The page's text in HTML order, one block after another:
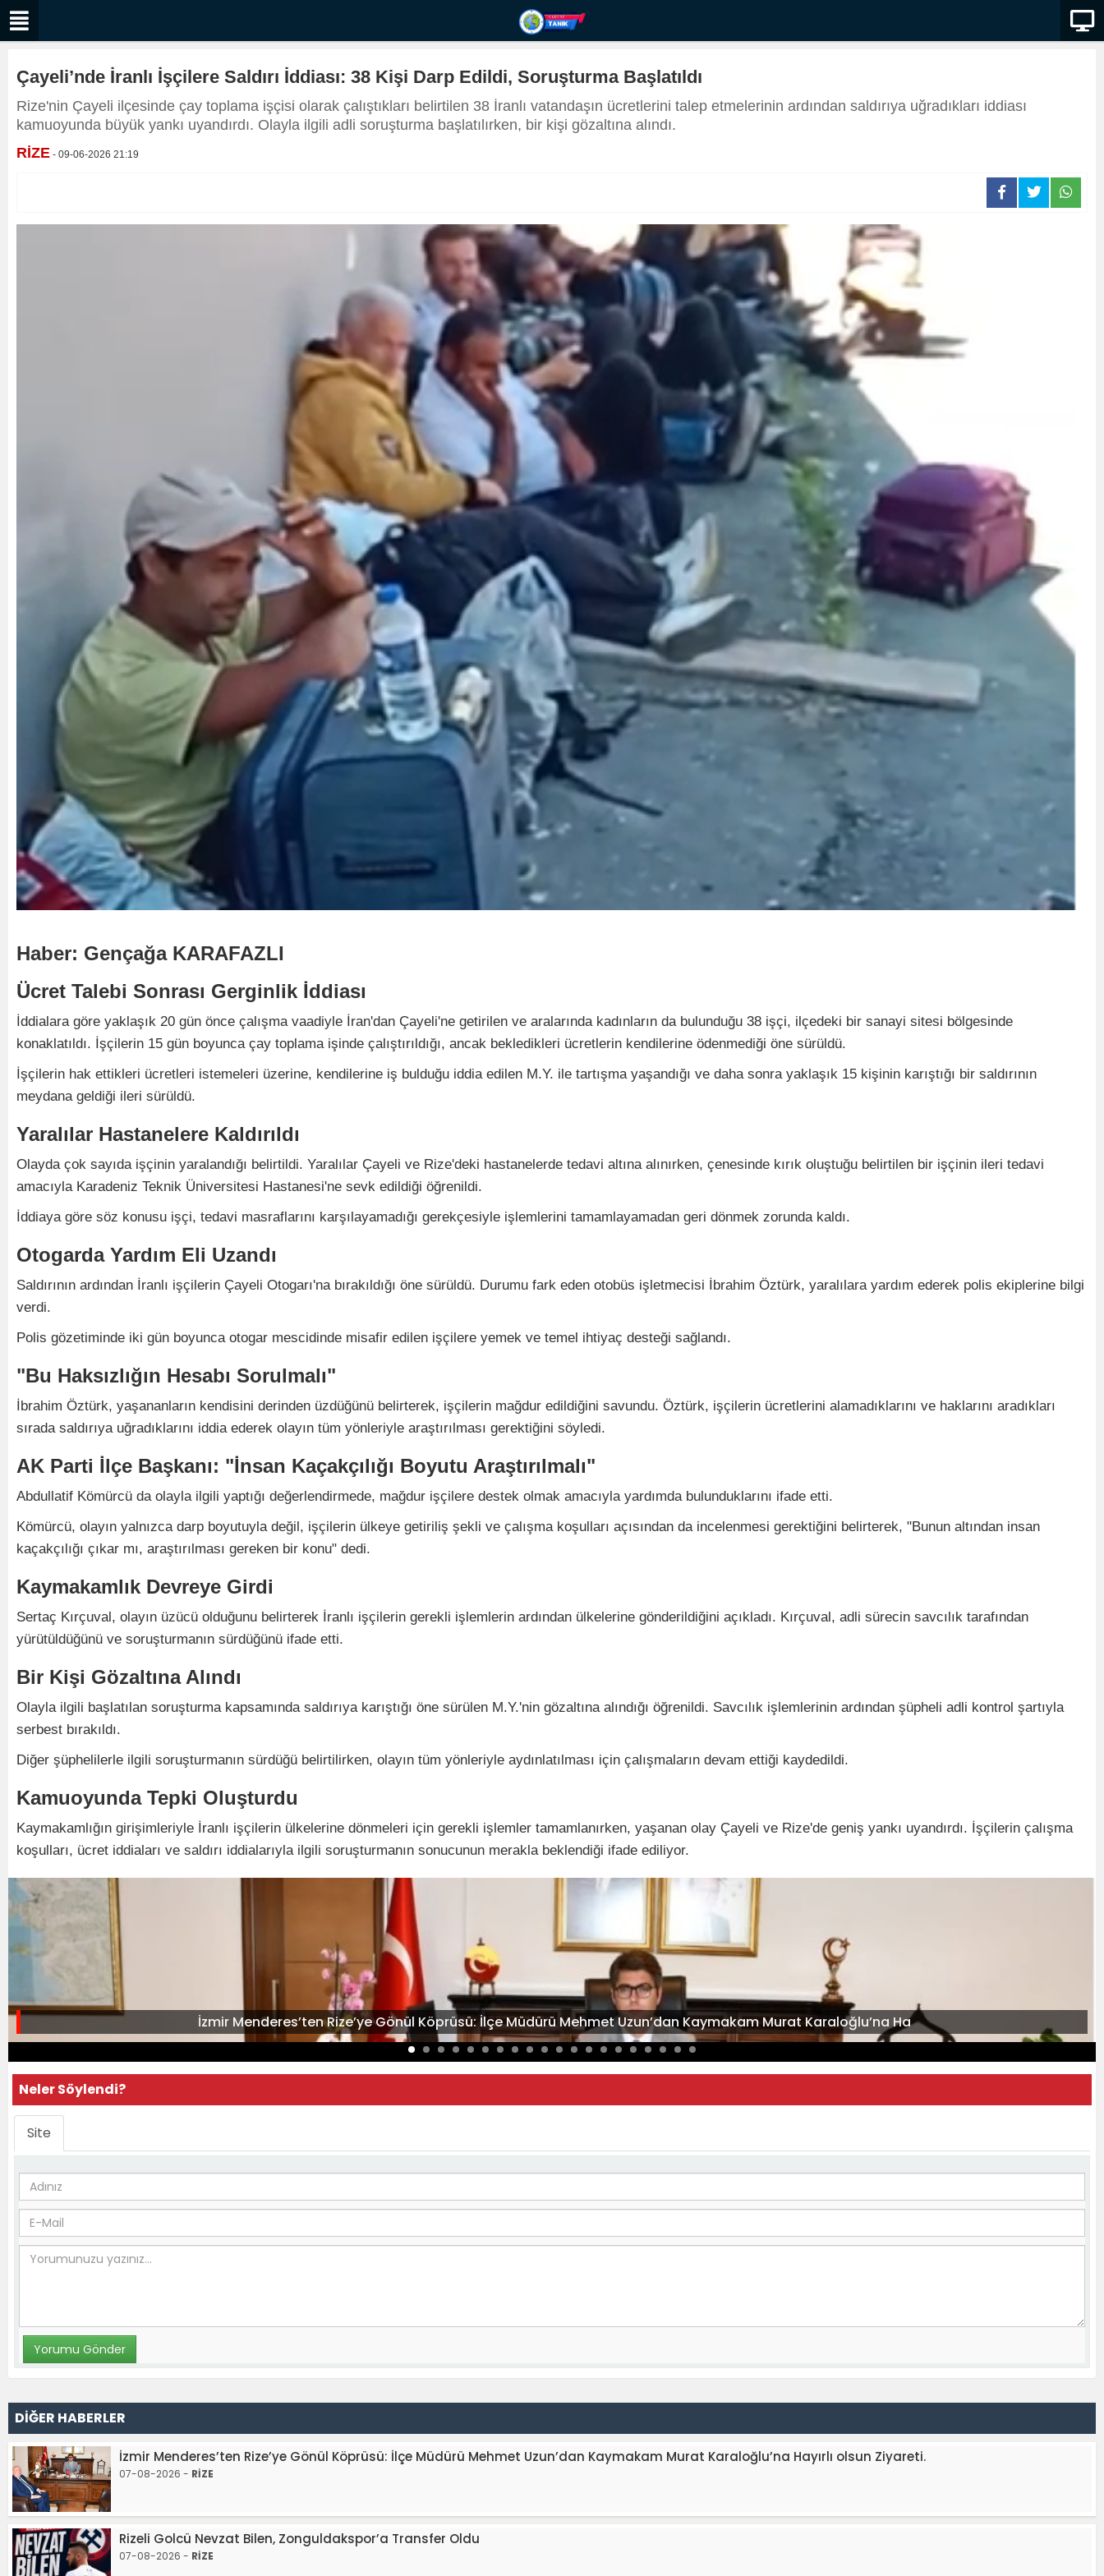
Çayeli’nde İranlı İşçilere Saldırı İddiası: 38 Kişi Darp Edildi, Soruşturma Başlatıldı
Rize'nin Çayeli ilçesinde çay toplama işçisi olarak çalıştıkları belirtilen 38 İranlı vatandaşın ücretlerini talep etmelerinin ardından saldırıya uğradıkları iddiası
kamuoyunda büyük yankı uyandırdı. Olayla ilgili adli soruşturma başlatılırken, bir kişi gözaltına alındı.
RİZE - 09-06-2026 21:19
Haber: Gençağa KARAFAZLI
Ücret Talebi Sonrası Gerginlik İddiası
İddialara göre yaklaşık 20 gün önce çalışma vaadiyle İran'dan Çayeli'ne getirilen ve aralarında kadınların da bulunduğu 38 işçi, ilçedeki bir sanayi sitesi bölgesinde
konaklatıldı. İşçilerin 15 gün boyunca çay toplama işinde çalıştırıldığı, ancak bekledikleri ücretlerin kendilerine ödenmediği öne sürüldü.
İşçilerin hak ettikleri ücretleri istemeleri üzerine, kendilerine iş bulduğu iddia edilen M.Y. ile tartışma yaşandığı ve daha sonra yaklaşık 15 kişinin karıştığı bir saldırının
meydana geldiği ileri sürüldü.
Yaralılar Hastanelere Kaldırıldı
Olayda çok sayıda işçinin yaralandığı belirtildi. Yaralılar Çayeli ve Rize'deki hastanelerde tedavi altına alınırken, çenesinde kırık oluştuğu belirtilen bir işçinin ileri tedavi
amacıyla Karadeniz Teknik Üniversitesi Hastanesi'ne sevk edildiği öğrenildi.
İddiaya göre söz konusu işçi, tedavi masraflarını karşılayamadığı gerekçesiyle işlemlerini tamamlayamadan geri dönmek zorunda kaldı.
Otogarda Yardım Eli Uzandı
Saldırının ardından İranlı işçilerin Çayeli Otogarı'na bırakıldığı öne sürüldü. Durumu fark eden otobüs işletmecisi İbrahim Öztürk, yaralılara yardım ederek polis ekiplerine bilgi
verdi.
Polis gözetiminde iki gün boyunca otogar mescidinde misafir edilen işçilere yemek ve temel ihtiyaç desteği sağlandı.
"Bu Haksızlığın Hesabı Sorulmalı"
İbrahim Öztürk, yaşananların kendisini derinden üzdüğünü belirterek, işçilerin mağdur edildiğini savundu. Öztürk, işçilerin ücretlerini alamadıklarını ve haklarını aradıkları
sırada saldırıya uğradıklarını iddia ederek olayın tüm yönleriyle araştırılması gerektiğini söyledi.
AK Parti İlçe Başkanı: "İnsan Kaçakçılığı Boyutu Araştırılmalı"
Abdullatif Kömürcü da olayla ilgili yaptığı değerlendirmede, mağdur işçilere destek olmak amacıyla yardımda bulunduklarını ifade etti.
Kömürcü, olayın yalnızca darp boyutuyla değil, işçilerin ülkeye getiriliş şekli ve çalışma koşulları açısından da incelenmesi gerektiğini belirterek, "Bunun altından insan
kaçakçılığı çıkar mı, araştırılması gereken bir konu" dedi.
Kaymakamlık Devreye Girdi
Sertaç Kırçuval, olayın üzücü olduğunu belirterek İranlı işçilerin gerekli işlemlerin ardından ülkelerine gönderildiğini açıkladı. Kırçuval, adli sürecin savcılık tarafından
yürütüldüğünü ve soruşturmanın sürdüğünü ifade etti.
Bir Kişi Gözaltına Alındı
Olayla ilgili başlatılan soruşturma kapsamında saldırıya karıştığı öne sürülen M.Y.'nin gözaltına alındığı öğrenildi. Savcılık işlemlerinin ardından şüpheli adli kontrol şartıyla
serbest bırakıldı.
Diğer şüphelilerle ilgili soruşturmanın sürdüğü belirtilirken, olayın tüm yönleriyle aydınlatılması için çalışmaların devam ettiği kaydedildi.
Kamuoyunda Tepki Oluşturdu
Kaymakamlığın girişimleriyle İranlı işçilerin ülkelerine dönmeleri için gerekli işlemler tamamlanırken, yaşanan olay Çayeli ve Rize'de geniş yankı uyandırdı. İşçilerin çalışma
koşulları, ücret iddiaları ve saldırı iddialarıyla ilgili soruşturmanın sonucunun merakla beklendiği ifade ediliyor.
İzmir Menderes’ten Rize’ye Gönül Köprüsü: İlçe Müdürü Mehmet Uzun’dan Kaymakam Murat Karaloğlu’na Ha
Neler Söylendi?
Site
DİĞER HABERLER
İzmir Menderes’ten Rize’ye Gönül Köprüsü: İlçe Müdürü Mehmet Uzun’dan Kaymakam Murat Karaloğlu’na Hayırlı olsun Ziyareti.
07-08-2026 - RİZE
Rizeli Golcü Nevzat Bilen, Zonguldakspor’a Transfer Oldu
07-08-2026 - RİZE